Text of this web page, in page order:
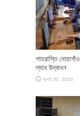
শাহরাস্তি
ল্যাব উদ্বাধন
জুলাই 30, 2026